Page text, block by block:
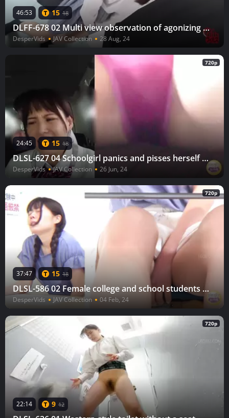
46:53 15 18
DLFF-678 02 Multi view observation of agonizing schoolgirls wetting their panties.
DesperVids JAV Collection 28 Aug, 24
720p
24:45 15 18
DLSL-627 04 Schoolgirl panics and pisses herself in a moving vehicle.
DesperVids JAV Collection 26 Jun, 24
720p
37:47 15 18
DLSL-586 02 Female college and school students holding their pee to the limit during test and then rushing to the toilet after to release powerful stream. VOL. 3
DesperVids JAV Collection 04 Feb, 24
720p
22:14 9 12